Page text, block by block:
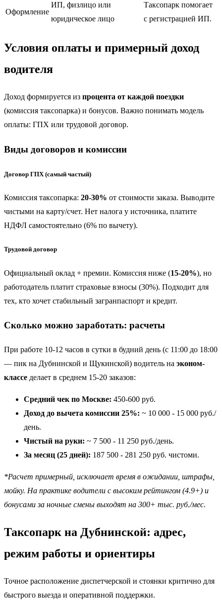
Оформление
ИП, физлицо или
юридическое лицо
Таксопарк помогает
с регистрацией ИП.
Условия оплаты и примерный доход
водителя
Доход формируется из процента от каждой поездки
(комиссия таксопарка) и бонусов. Важно понимать модель
оплаты: ГПХ или трудовой договор.
Виды договоров и комиссии
Договор ГПХ (самый частый)
Комиссия таксопарка: 20-30% от стоимости заказа. Выводите
чистыми на карту/счет. Нет налога у источника, платите
НДФЛ самостоятельно (6% по вычету).
Трудовой договор
Официальный оклад + премии. Комиссия ниже (15-20%), но
работодатель платит страховые взносы (30%). Подходит для
тех, кто хочет стабильный загранпаспорт и кредит.
Сколько можно заработать: расчеты
При работе 10-12 часов в сутки в будний день (с 11:00 до 18:00
— пик на Дубнинской и Щукинской) водитель на эконом-
классе делает в среднем 15-20 заказов:
Средний чек по Москве: 450-600 руб.
Доход до вычета комиссии 25%: ~ 10 000 - 15 000 руб./
день.
Чистый на руки: ~ 7 500 - 11 250 руб./день.
За месяц (25 дней): 187 500 - 281 250 руб. чистоми.
*Расчет примерный, исключает время в ожидании, штрафы,
мойку. На практике водители с высоким рейтингом (4.9+) и
бонусами за ночные смены выходят на 300+ тыс. руб./мес.
Таксопарк на Дубнинской: адрес,
режим работы и ориентиры
Точное расположение диспетчерской и стоянки критично для
быстрого выезда и оперативной поддержки.